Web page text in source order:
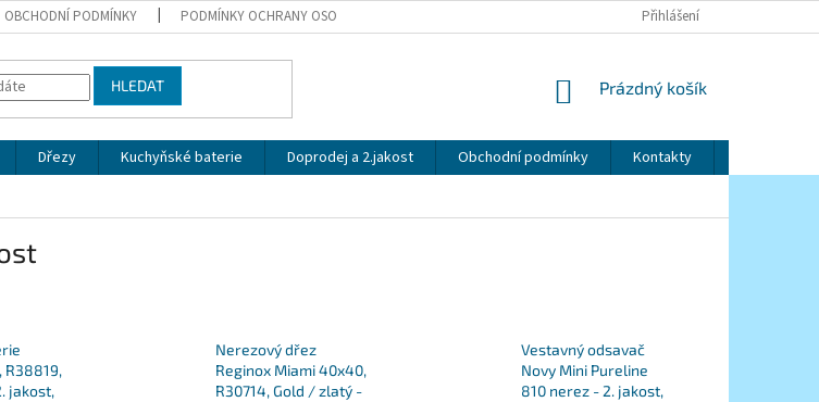
OBCHODNÍ PODMÍNKY PODMÍNKY OCHRANY OSOBNÍCH ÚDAJŮ Přihlášení
HLEDAT
NÁKUPNÍ
Prázdný košík
Dřezy Kuchyňské baterie Doprodej a 2.jakost Obchodní podmínky Kontakty
R38819,
jakost,
Nerezový dřez
Reginox Miami 40x40,
R30714, Gold / zlatý -
Vestavný odsavač
Novy Mini Pureline
810 nerez - 2. jakost,